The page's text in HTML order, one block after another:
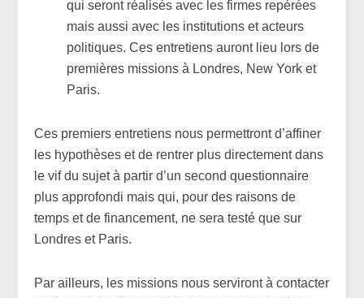
qui seront réalisés avec les firmes repérées
mais aussi avec les institutions et acteurs
politiques. Ces entretiens auront lieu lors de
premières missions à Londres, New York et
Paris.
Ces premiers entretiens nous permettront d’affiner
les hypothèses et de rentrer plus directement dans
le vif du sujet à partir d’un second questionnaire
plus approfondi mais qui, pour des raisons de
temps et de financement, ne sera testé que sur
Londres et Paris.
Par ailleurs, les missions nous serviront à contacter